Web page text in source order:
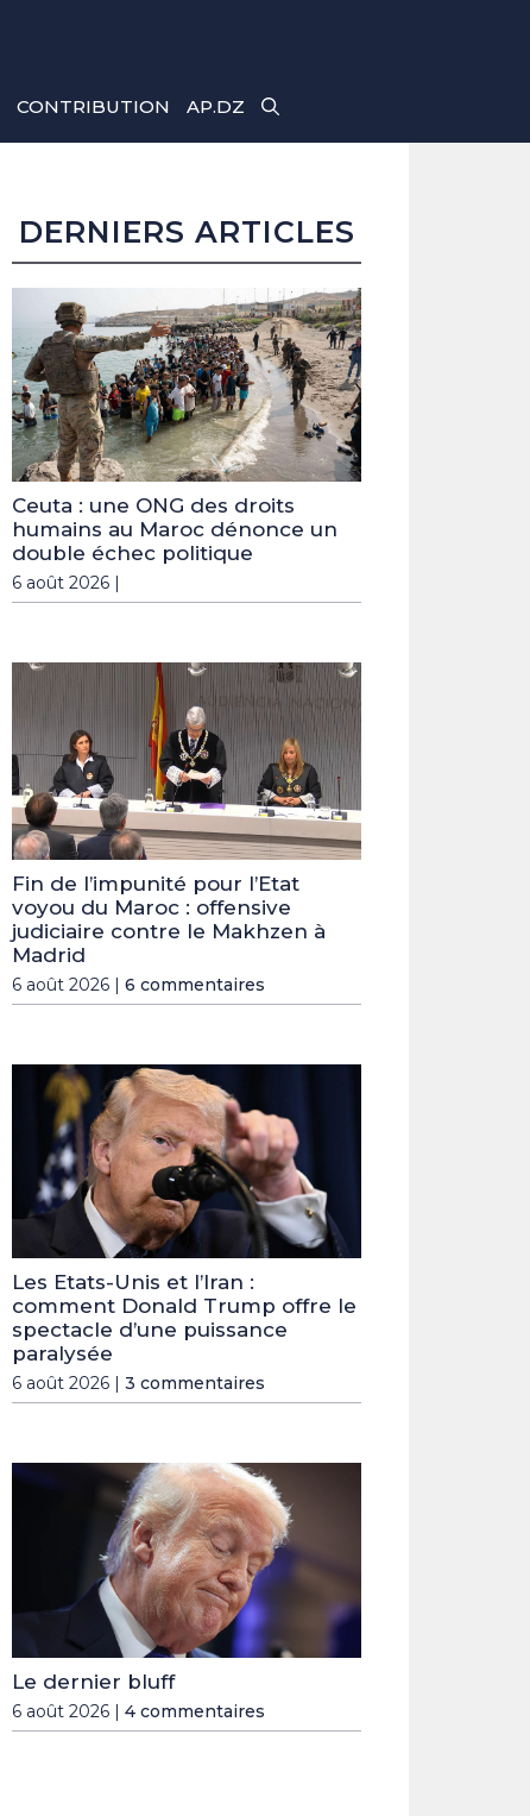
CONTRIBUTION AP.DZ
DERNIERS ARTICLES
Ceuta : une ONG des droits
humains au Maroc dénonce un
double échec politique
6 août 2026 |
Fin de l’impunité pour l’Etat
voyou du Maroc : offensive
judiciaire contre le Makhzen à
Madrid
6 août 2026 | 6 commentaires
Les Etats-Unis et l’Iran :
comment Donald Trump offre le
spectacle d’une puissance
paralysée
6 août 2026 | 3 commentaires
Le dernier bluff
6 août 2026 | 4 commentaires